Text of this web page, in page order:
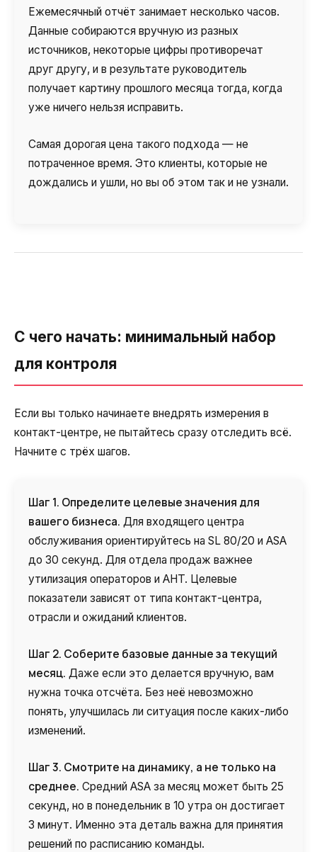
Ежемесячный отчёт занимает несколько часов.
Данные собираются вручную из разных
источников, некоторые цифры противоречат
друг другу, и в результате руководитель
получает картину прошлого месяца тогда, когда
уже ничего нельзя исправить.
Самая дорогая цена такого подхода — не
потраченное время. Это клиенты, которые не
дождались и ушли, но вы об этом так и не узнали.
С чего начать: минимальный набор
для контроля
Если вы только начинаете внедрять измерения в
контакт-центре, не пытайтесь сразу отследить всё.
Начните с трёх шагов.
Шаг 1. Определите целевые значения для
вашего бизнеса. Для входящего центра
обслуживания ориентируйтесь на SL 80/20 и ASA
до 30 секунд. Для отдела продаж важнее
утилизация операторов и AHT. Целевые
показатели зависят от типа контакт-центра,
отрасли и ожиданий клиентов.
Шаг 2. Соберите базовые данные за текущий
месяц. Даже если это делается вручную, вам
нужна точка отсчёта. Без неё невозможно
понять, улучшилась ли ситуация после каких-либо
изменений.
Шаг 3. Смотрите на динамику, а не только на
среднее. Средний ASA за месяц может быть 25
секунд, но в понедельник в 10 утра он достигает
3 минут. Именно эта деталь важна для принятия
решений по расписанию команды.